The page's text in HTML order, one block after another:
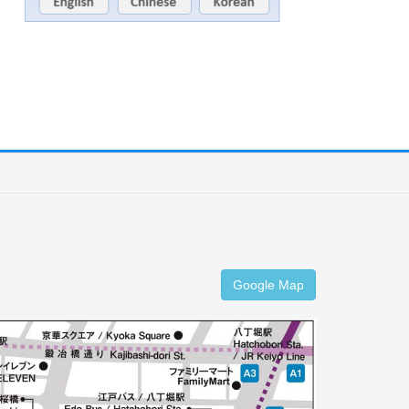
Google Map